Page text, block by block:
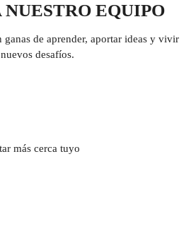
NUESTRO EQUIPO
ganas de aprender, aportar ideas y vivir
nuevos desafíos.
más cerca tuyo